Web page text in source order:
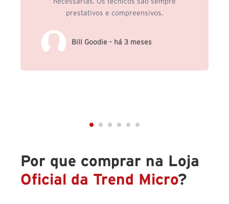
necessárias. Os técnicos são sempre
prestativos e compreensivos.
Bill Goodie - há 3 meses
Por que comprar na Loja
Oficial da Trend Micro?